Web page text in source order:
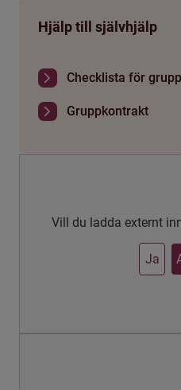
Hjälp till självhjälp
Checklista för
Gruppkontrakt
Vill du ladda externt
Ja